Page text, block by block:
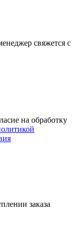
свяжется с
на обработку
заказа